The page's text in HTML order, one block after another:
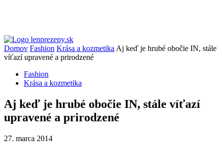
Domov Fashion Krása a kozmetika Aj keď je hrubé obočie IN, stále
víťazí upravené a prirodzené
Fashion
Krása a kozmetika
Aj keď je hrubé obočie IN, stále víťazí
upravené a prirodzené
27. marca 2014